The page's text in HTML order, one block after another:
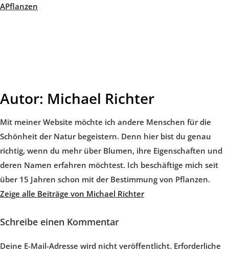
APflanzen
Autor: Michael Richter
Mit meiner Website möchte ich andere Menschen für die
Schönheit der Natur begeistern. Denn hier bist du genau
richtig, wenn du mehr über Blumen, ihre Eigenschaften und
deren Namen erfahren möchtest. Ich beschäftige mich seit
über 15 Jahren schon mit der Bestimmung von Pflanzen.
Zeige alle Beiträge von Michael Richter
Schreibe einen Kommentar
Deine E-Mail-Adresse wird nicht veröffentlicht. Erforderliche